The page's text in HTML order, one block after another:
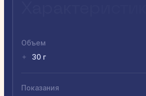
Объем
✦ 30 г
Показания